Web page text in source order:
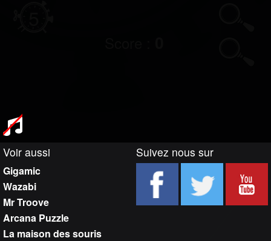
Voir aussi
Gigamic
Wazabi
Mr Troove
Arcana Puzzle
La maison des souris
Suivez nous sur